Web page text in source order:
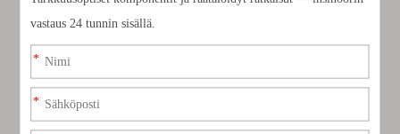
Puhdista aurinkolasit haalealla vedellä. Kuivaa ne
Optometristit sanovat, että peilipinnoite ei tarkoita,
että linssit ovat polarisoituneita.